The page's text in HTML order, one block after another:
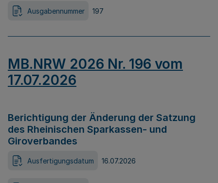
Ausgabennummer 197
MB.NRW 2026 Nr. 196 vom
17.07.2026
Berichtigung der Änderung der Satzung
des Rheinischen Sparkassen- und
Giroverbandes
Ausfertigungsdatum 16.07.2026